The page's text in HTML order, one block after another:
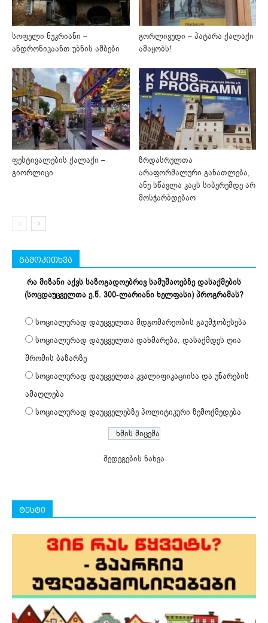
სოფელი ნუკრიანი –
ანდრონიკაანთ უბნის ამბები
გორლივუდი – პატარა ქალაქი
ამაყობს!
ფესტივალების ქალაქი –
გიორლიცი
ზრდასრულთა
არაფორმალური განათლება,
ანუ სწავლა კაცს სიბერემდე არ
მოსჭარბდებაო
გამოკითხვა
რა მიზანი აქვს საზოგადოებრივ სამუშაოებზე დასაქმების
(სოცდაუცველთა ე.წ. 300-ლარიანი ხელფასი) პროგრამას?
სოციალურად დაუცველთა მდგომარეობის გაუმჯობესება
სოციალურად დაუცველთა დახმარება, დასაქმდეს ღია
შრომის ბაზარზე
სოციალურად დაუცველთა კვალიფიკაციისა და უნარების
ამაღლება
სოციალურად დაუცველებზე პოლიტიკური ზემოქმედება
შედეგების ნახვა
ტესტი